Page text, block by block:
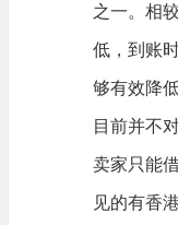
之一。相
低，到账
够有效降
目前并不
卖家只能
见的有香